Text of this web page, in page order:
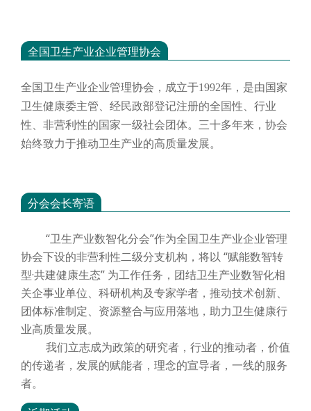
全国卫生产业企业管理协会
全国卫生产业企业管理协会，成立于1992年，是由国家
卫生健康委主管、经民政部登记注册的全国性、行业
性、非营利性的国家一级社会团体。三十多年来，协会
始终致力于推动卫生产业的高质量发展。
分会会长寄语
“卫生产业数智化分会”作为全国卫生产业企业管理
协会下设的非营利性二级分支机构，将以 “赋能数智转
型·共建健康生态” 为工作任务，团结卫生产业数智化相
关企事业单位、科研机构及专家学者，推动技术创新、
团体标准制定、资源整合与应用落地，助力卫生健康行
业高质量发展。
我们立志成为政策的研究者，行业的推动者，价值
的传递者，发展的赋能者，理念的宣导者，一线的服务
者。